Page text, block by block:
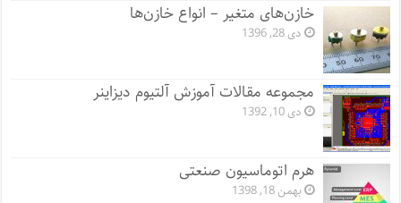
خازن‌های متغیر – انواع خازن‌ها
دی 28, 1396
مجموعه مقالات آموزش آلتیوم دیزاینر
دی 10, 1392
هرم اتوماسیون صنعتی
بهمن 18, 1398